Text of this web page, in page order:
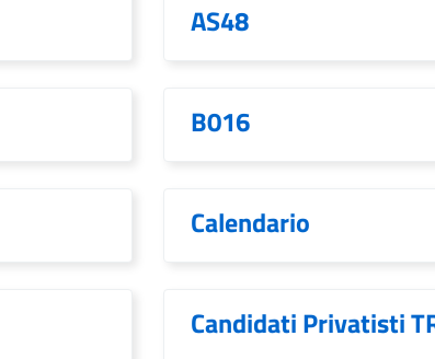
AS48
B016
Calendario
Candidati Privatisti